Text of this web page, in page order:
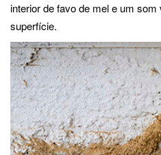
interior de favo de mel e um som
superfície.